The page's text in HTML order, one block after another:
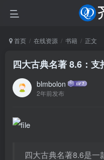
首页 在线资源 书籍 正文
四大古典名著 8.6：
blmbolon
2年前发布
四大古典名著8.6是